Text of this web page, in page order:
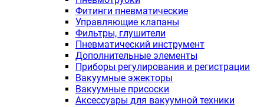
Фитинги пневматические
Управляющие клапаны
Фильтры, глушители
Пневматический инструмент
Дополнительные элементы
Приборы регулирования и регистрации
Вакуумные эжекторы
Вакуумные присоски
Аксессуары для вакуумной техники